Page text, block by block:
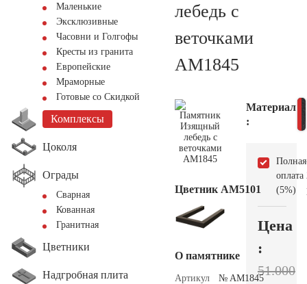
Маленькие
Эксклюзивные
Часовни и Голгофы
Кресты из гранита
Европейские
Мраморные
Готовые со Скидкой
Комплексы
Цоколя
Ограды
Сварная
Кованная
Гранитная
Цветники
Надгробная плита
лебедь с
веточками
AM1845
Цветник АМ5101
О памятнике
Артикул
№ AM1845
Материал
:
Полная
оплата
(5%)
Цена
:
51.000